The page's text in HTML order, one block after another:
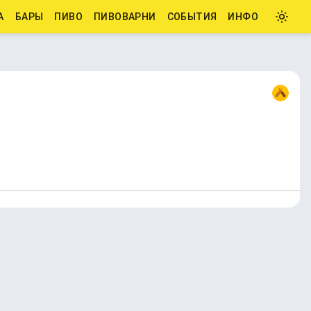
БАРЫ ПИВО ПИВОВАРНИ СОБЫТИЯ ИНФО